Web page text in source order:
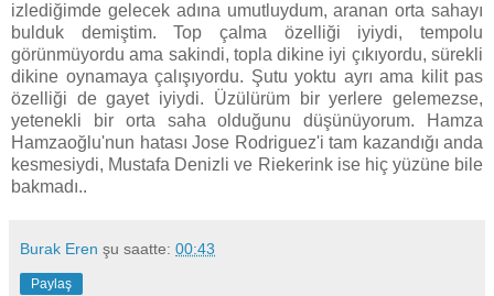
izlediğimde gelecek adına umutluydum, aranan orta sahayı
bulduk demiştim. Top çalma özelliği iyiydi, tempolu
görünmüyordu ama sakindi, topla dikine iyi çıkıyordu, sürekli
dikine oynamaya çalışıyordu. Şutu yoktu ayrı ama kilit pas
özelliği de gayet iyiydi. Üzülürüm bir yerlere gelemezse,
yetenekli bir orta saha olduğunu düşünüyorum. Hamza
Hamzaoğlu'nun hatası Jose Rodriguez'i tam kazandığı anda
kesmesiydi, Mustafa Denizli ve Riekerink ise hiç yüzüne bile
bakmadı..
Burak Eren şu saatte: 00:43
Paylaş